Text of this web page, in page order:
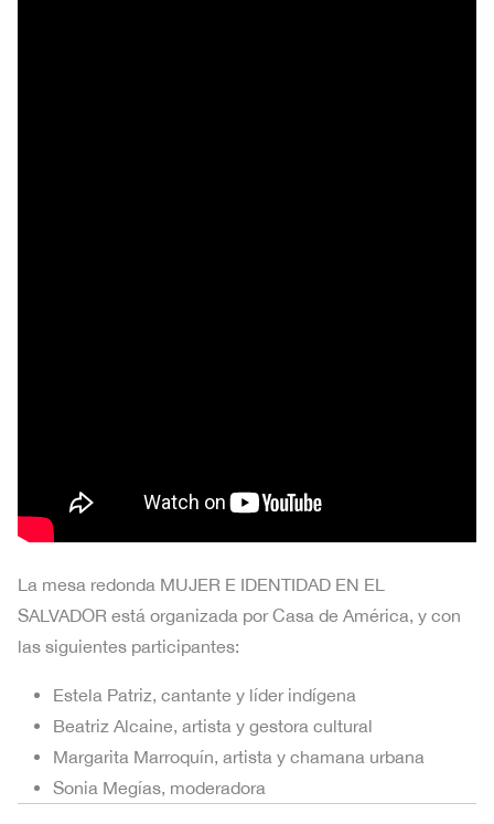
La mesa redonda MUJER E IDENTIDAD EN EL
SALVADOR está organizada por Casa de América, y con
las siguientes participantes:
Estela Patriz, cantante y líder indígena
Beatriz Alcaine, artista y gestora cultural
Margarita Marroquín, artista y chamana urbana
Sonia Megías, moderadora